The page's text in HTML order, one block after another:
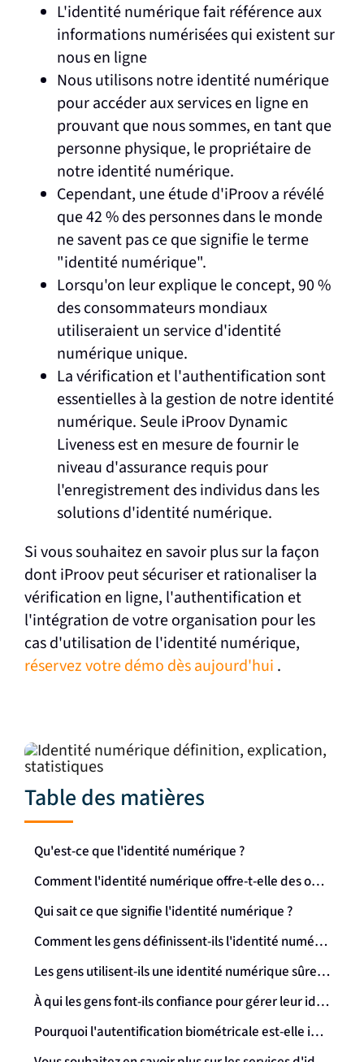
L'identité numérique fait référence aux
informations numérisées qui existent sur
nous en ligne
Nous utilisons notre identité numérique
pour accéder aux services en ligne en
prouvant que nous sommes, en tant que
personne physique, le propriétaire de
notre identité numérique.
Cependant, une étude d'iProov a révélé
que 42 % des personnes dans le monde
ne savent pas ce que signifie le terme
"identité numérique".
Lorsqu'on leur explique le concept, 90 %
des consommateurs mondiaux
utiliseraient un service d'identité
numérique unique.
La vérification et l'authentification sont
essentielles à la gestion de notre identité
numérique. Seule iProov Dynamic
Liveness est en mesure de fournir le
niveau d'assurance requis pour
l'enregistrement des individus dans les
solutions d'identité numérique.
Si vous souhaitez en savoir plus sur la façon
dont iProov peut sécuriser et rationaliser la
vérification en ligne, l'authentification et
l'intégration de votre organisation pour les
cas d'utilisation de l'identité numérique,
réservez votre démo dès aujourd'hui .
Table des matières
Qu'est-ce que l'identité numérique ?
Comment l'identité numérique offre-t-elle des opportunités de croissance ?
Qui sait ce que signifie l'identité numérique ?
Comment les gens définissent-ils l'identité numérique ?
Les gens utilisent-ils une identité numérique sûre pour accéder aux services en ligne ?
À qui les gens font-ils confiance pour gérer leur identité numérique ?
Pourquoi l'autentification biométricale est-elle importante pour l'identité numérique ?